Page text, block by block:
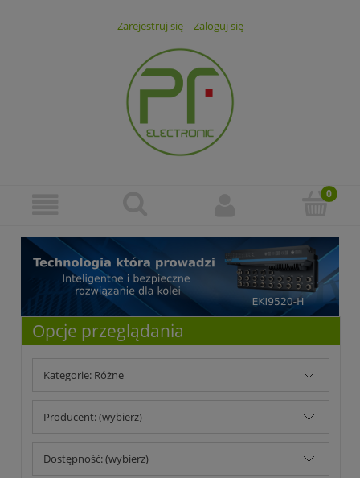
Zarejestruj się Zaloguj się
Opcje przeglądania
Kategorie: Różne
Producent: (wybierz)
Dostępność: (wybierz)